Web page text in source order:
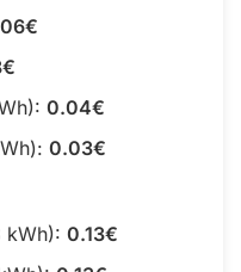
0.04€
0.03€
kWh): 0.13€